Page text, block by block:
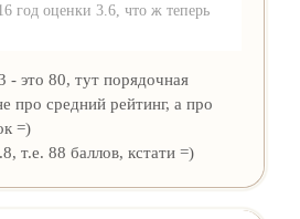
год оценки 3.6, что ж теперь
- это 80, тут порядочная
про средний рейтинг, а про
=)
т.е. 88 баллов, кстати =)